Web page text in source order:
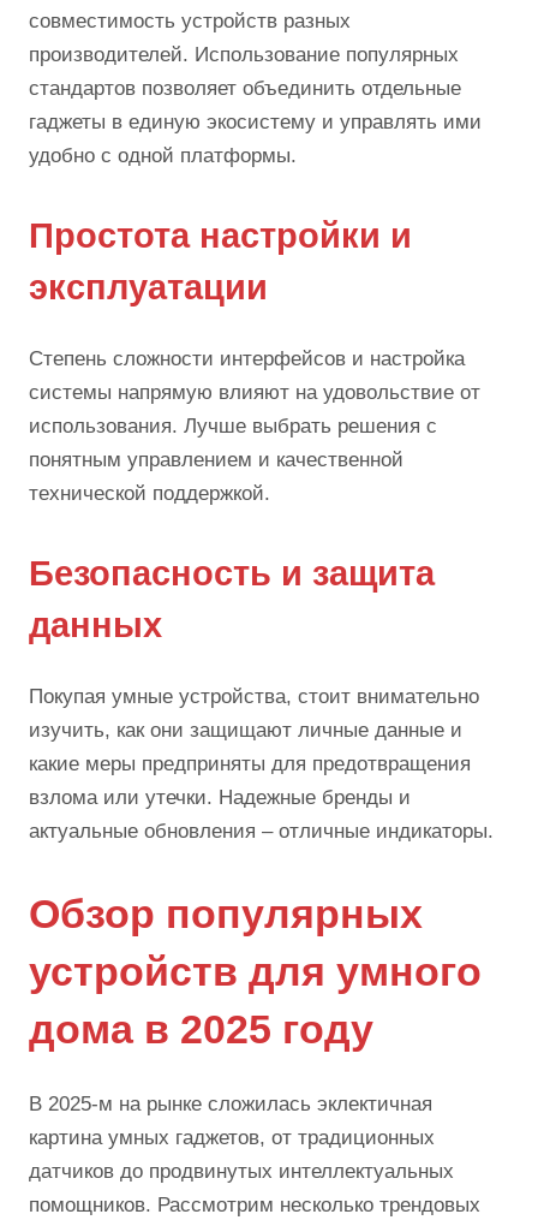
совместимость устройств разных
производителей. Использование популярных
стандартов позволяет объединить отдельные
гаджеты в единую экосистему и управлять ими
удобно с одной платформы.
Простота настройки и
эксплуатации
Степень сложности интерфейсов и настройка
системы напрямую влияют на удовольствие от
использования. Лучше выбрать решения с
понятным управлением и качественной
технической поддержкой.
Безопасность и защита
данных
Покупая умные устройства, стоит внимательно
изучить, как они защищают личные данные и
какие меры предприняты для предотвращения
взлома или утечки. Надежные бренды и
актуальные обновления – отличные индикаторы.
Обзор популярных
устройств для умного
дома в 2025 году
В 2025-м на рынке сложилась эклектичная
картина умных гаджетов, от традиционных
датчиков до продвинутых интеллектуальных
помощников. Рассмотрим несколько трендовых